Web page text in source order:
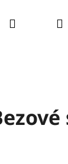
PLETI
Hledat